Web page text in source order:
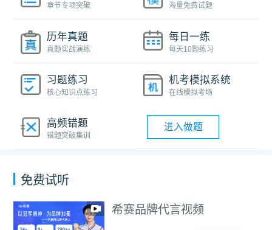
章节专项突破 海量免费试题
历年真题
真题实战演练
每日一练
每天10题练习
习题练习
核心知识点练习
机考模拟系统
在线模拟考场
高频错题
错题突破集训
进入做题
免费试听
希赛品牌代言视频